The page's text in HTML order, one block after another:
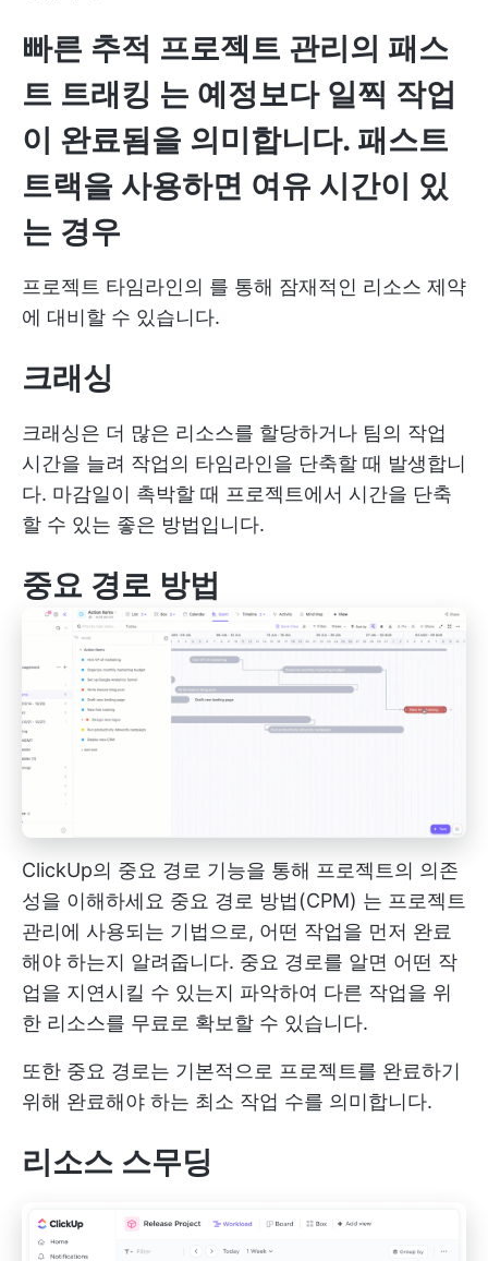
빠른 추적 프로젝트 관리의 패스
트 트래킹 는 예정보다 일찍 작업
이 완료됨을 의미합니다. 패스트
트랙을 사용하면 여유 시간이 있
는 경우
프로젝트 타임라인의 를 통해 잠재적인 리소스 제약
에 대비할 수 있습니다.
크래싱
크래싱은 더 많은 리소스를 할당하거나 팀의 작업
시간을 늘려 작업의 타임라인을 단축할 때 발생합니
다. 마감일이 촉박할 때 프로젝트에서 시간을 단축
할 수 있는 좋은 방법입니다.
중요 경로 방법
ClickUp의 중요 경로 기능을 통해 프로젝트의 의존
성을 이해하세요 중요 경로 방법(CPM) 는 프로젝트
관리에 사용되는 기법으로, 어떤 작업을 먼저 완료
해야 하는지 알려줍니다. 중요 경로를 알면 어떤 작
업을 지연시킬 수 있는지 파악하여 다른 작업을 위
한 리소스를 무료로 확보할 수 있습니다.
또한 중요 경로는 기본적으로 프로젝트를 완료하기
위해 완료해야 하는 최소 작업 수를 의미합니다.
리소스 스무딩